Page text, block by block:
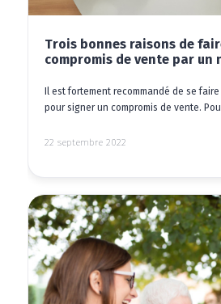
Trois bonnes raisons de
compromis de vente par un
Il est fortement recommandé de se
pour signer un compromis de vente.
22 septembre 2022